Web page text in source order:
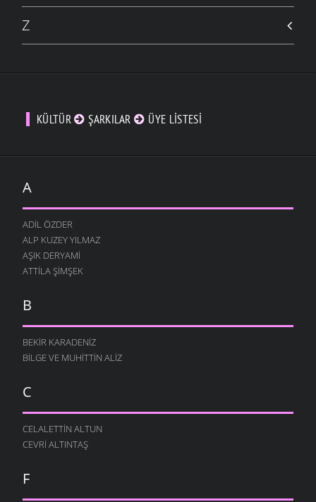
Z
KÜLTÜR ŞARKILAR ÜYE LISTESI
A
ADIL ÖZDER
ALP KUZEY YILMAZ
AŞIK DERYAMI
ATTILA ŞIMŞEK
B
BEKIR KARADENIZ
BILGE VE MUHITTIN ALIZ
C
CELALETTIN ALTUN
CEVRI ALTINTAŞ
F